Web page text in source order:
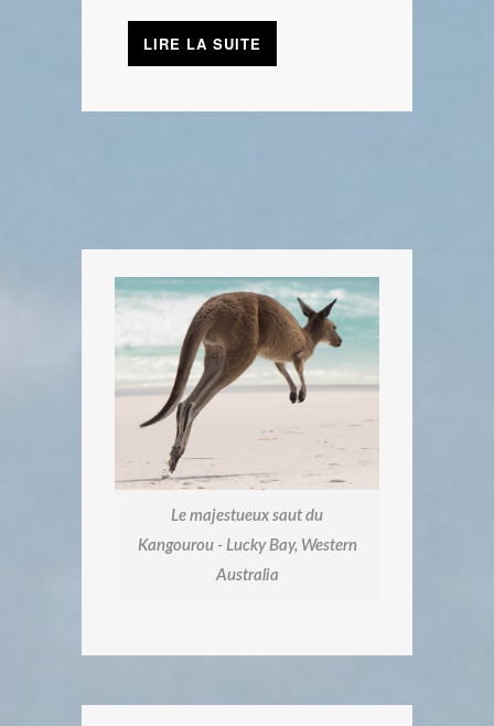
LIRE LA SUITE
Le majestueux saut du
Kangourou - Lucky Bay, Western
Australia